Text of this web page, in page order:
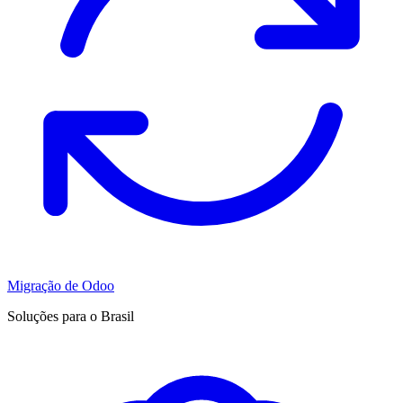
Migração de Odoo
Soluções para o Brasil